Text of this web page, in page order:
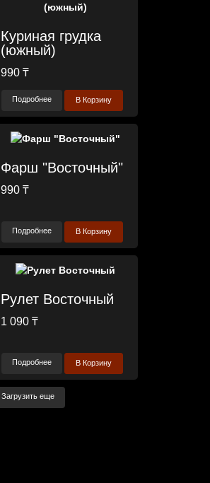
Куриная грудка
(южный)
990 ₸
Подробнее В Корзину
Фарш "Восточный"
990 ₸
Подробнее В Корзину
Рулет Восточный
1 090 ₸
Подробнее В Корзину
Загрузить еще